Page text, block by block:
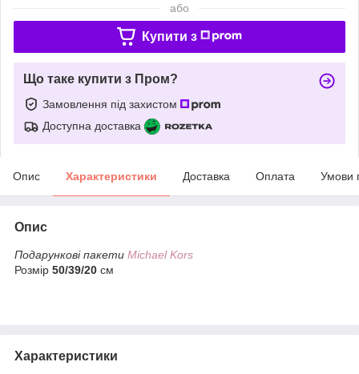
або
Купити з
Що таке купити з Пром?
Замовлення під захистом
Доступна доставка
Опис Характеристики Доставка Оплата Умови
Опис
Подарункові пакети Michael Kors
Розмір 50/39/20 см
Характеристики